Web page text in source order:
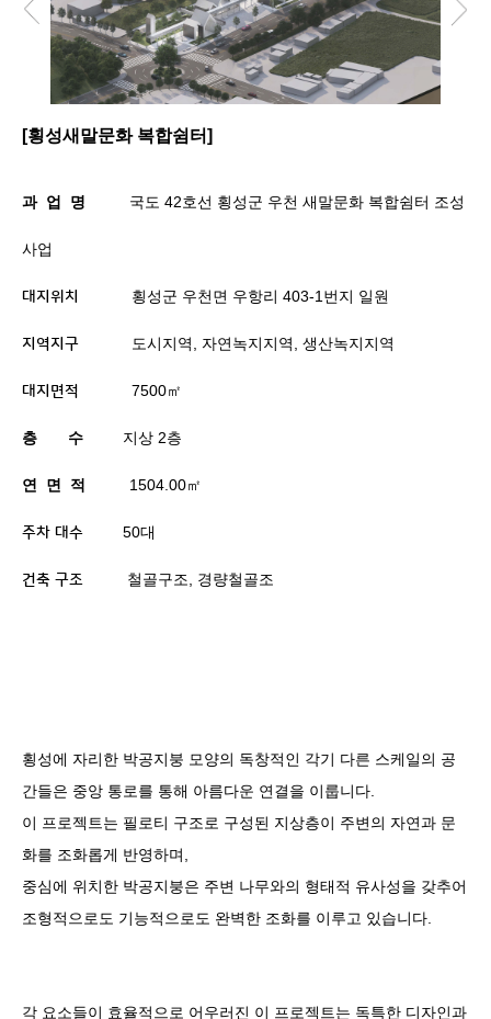
[횡성새말문화 복합쉼터]
과 업 명 국도 42호선 횡성군 우천 새말문화 복합쉼터 조성
사업
대지위치 횡성군 우천면 우항리 403-1 번지 일원
지역지구 도시지역 자연녹지지역 생산녹지지역
대지면적 7500㎡
층 수 지상2층
연 면 적 1504.00㎡
주차 대수 50대
건축 구조 철골구조 경량철골조
횡성에 자리한 박공지붕 모양의 독창적인 각기 다른 스케일의 공
간들은 중앙 통로를 통해 아름다운 연결을 이룹니다.
이 프로젝트는 필로티 구조로 구성된 지상층이 주변의 자연과 문
화를 조화롭게 반영하며
중심에 위치한 박공지붕은 주변 나무와의 형태적 유사성을 갖추어
조형적으로도 기능적으로도 완벽한 조화를 이루고 있습니다.
각 요소들이 효율적으로 어우러진 이 프로젝트는 독특한 디자인과